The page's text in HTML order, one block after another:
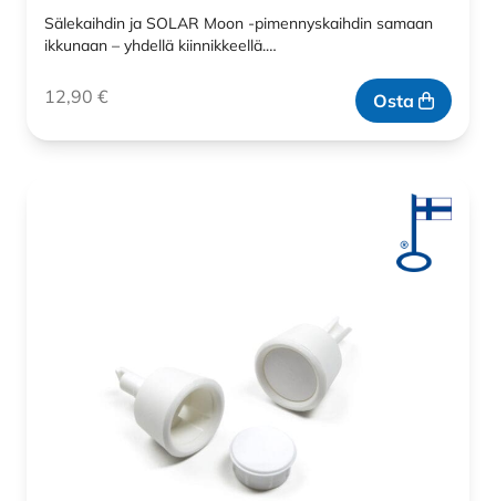
Sälekaihdin ja SOLAR Moon -pimennyskaihdin samaan
ikkunaan – yhdellä kiinnikkeellä.…
12,90 € Osta